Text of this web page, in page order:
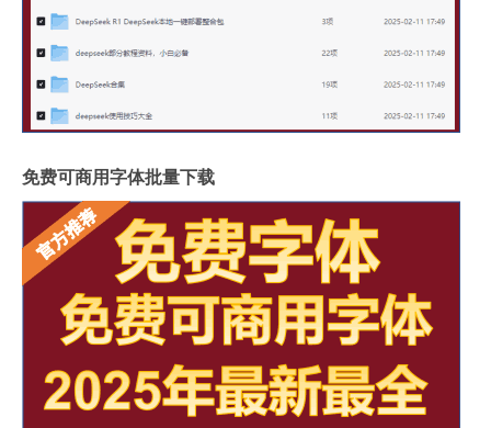
免费可商用字体批量下载